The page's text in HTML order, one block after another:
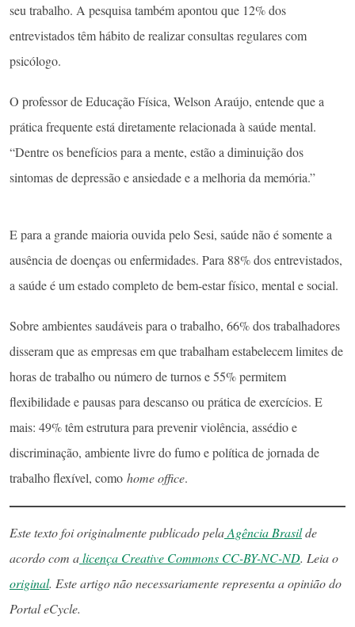
seu trabalho. A pesquisa também apontou que 12% dos
entrevistados têm hábito de realizar consultas regulares com
psicólogo.
O professor de Educação Física, Welson Araújo, entende que a
prática frequente está diretamente relacionada à saúde mental.
“Dentre os benefícios para a mente, estão a diminuição dos
sintomas de depressão e ansiedade e a melhoria da memória.”
E para a grande maioria ouvida pelo Sesi, saúde não é somente a
ausência de doenças ou enfermidades. Para 88% dos entrevistados,
a saúde é um estado completo de bem-estar físico, mental e social.
Sobre ambientes saudáveis para o trabalho, 66% dos trabalhadores
disseram que as empresas em que trabalham estabelecem limites de
horas de trabalho ou número de turnos e 55% permitem
flexibilidade e pausas para descanso ou prática de exercícios. E
mais: 49% têm estrutura para prevenir violência, assédio e
discriminação, ambiente livre do fumo e política de jornada de
trabalho flexível, como home office.
Este texto foi originalmente publicado pelaAgência Brasilde
acordo com alicença Creative Commons CC-BY-NC-ND. Leia o
original. Este artigo não necessariamente representa a opinião do
Portal eCycle.